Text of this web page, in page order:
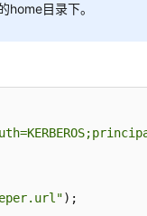
目录下。
);